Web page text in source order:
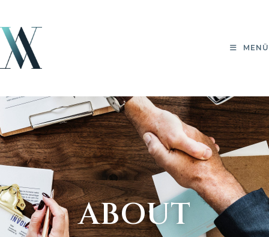
MENÜ
ABOUT